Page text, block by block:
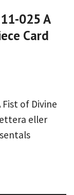
025 A
Card
Fist of Divine
eller